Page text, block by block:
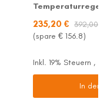
235,20 € 392,00 €
(spare € 156.8)
Inkl. 19% Steuern ,
In den